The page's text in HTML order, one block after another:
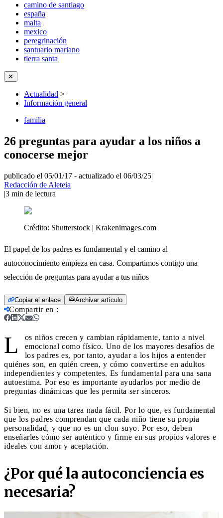
camino de santiago
españa
malta
mexico
peregrinación
santuario mariano
tierra santa
✕
Actualidad >
Información general
familia
26 preguntas para ayudar a los niños a
conocerse mejor
publicado el 05/01/17 - actualizado el 06/03/25|
Redacción de Aleteia
|3 min de lectura
Crédito: Shutterstock | Krakenimages.com
El papel de los padres es fundamental y el camino al
autoconocimiento empieza en casa. Compartimos contigo una
selección de preguntas para ayudar a tus niños
Copiar el enlace Archivar artículo
Compartir en :
L
os niños crecen y cambian rápidamente, tanto a nivel
emocional como físico. Uno de los mayores desafíos de
los padres es, por tanto, ayudar a los hijos a entender
quiénes son, en quién creen, y cómo convertirse en adultos
independientes y competentes. Es fundamental para una sana
autoestima. Por eso es importante ayudarlos por medio de
preguntas dinámicas que les permita ser sinceros.
Si bien, no es una tarea nada fácil. Por lo que, es fundamental
que los padres comprendan que cada niño tiene su propia
personalidad, y que no es un clon suyo. Por eso, deben
enseñarles cómo ser auténtico y firme en sus propios valores e
ideales con amor y aceptación.
¿Por qué la autoconciencia es
necesaria?